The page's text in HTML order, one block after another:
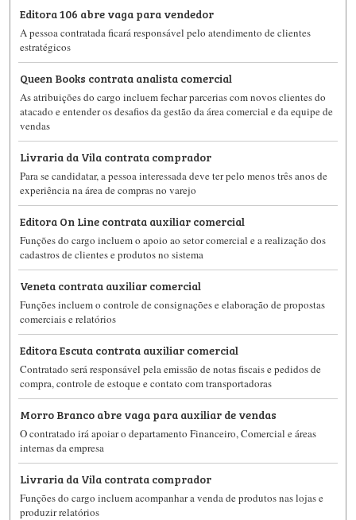
Editora 106 abre vaga para vendedor
A pessoa contratada ficará responsável pelo atendimento de clientes
estratégicos
Queen Books contrata analista comercial
As atribuições do cargo incluem fechar parcerias com novos clientes do
atacado e entender os desafios da gestão da área comercial e da equipe de
vendas
Livraria da Vila contrata comprador
Para se candidatar, a pessoa interessada deve ter pelo menos três anos de
experiência na área de compras no varejo
Editora On Line contrata auxiliar comercial
Funções do cargo incluem o apoio ao setor comercial e a realização dos
cadastros de clientes e produtos no sistema
Veneta contrata auxiliar comercial
Funções incluem o controle de consignações e elaboração de propostas
comerciais e relatórios
Editora Escuta contrata auxiliar comercial
Contratado será responsável pela emissão de notas fiscais e pedidos de
compra, controle de estoque e contato com transportadoras
Morro Branco abre vaga para auxiliar de vendas
O contratado irá apoiar o departamento Financeiro, Comercial e áreas
internas da empresa
Livraria da Vila contrata comprador
Funções do cargo incluem acompanhar a venda de produtos nas lojas e
produzir relatórios